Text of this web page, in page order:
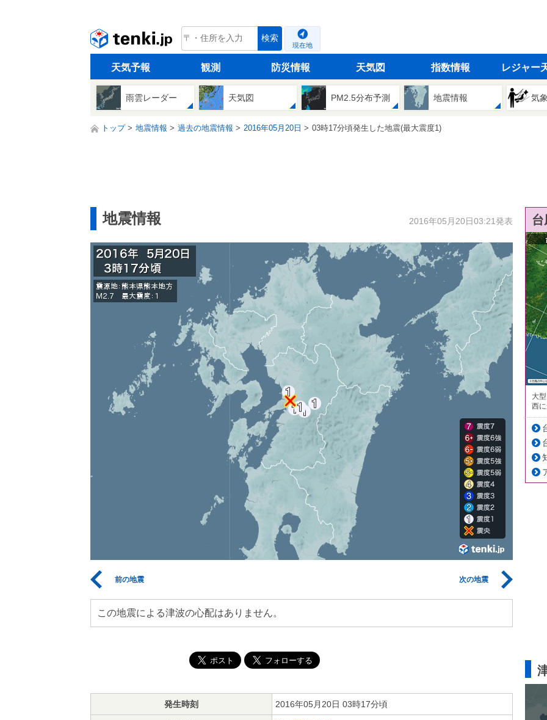
tenki.jp 検索
現在地
天気予報 観測 防災情報 天気図 指数情報 レジャー
雨雲レーダー 天気図 PM2.5分布予測 地震情報 気
トップ 地震情報 過去の地震情報 2016年05月20日 03時17分頃発生した地震(最大震度1)
地震情報 2016年05月20日03:21発表
前の地震 次の地震
この地震による津波の心配はありません。
発生時刻 2016年05月20日 03時17分頃
大
西